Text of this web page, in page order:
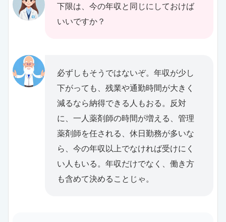
下限は、今の年収と同じにしておけば
いいですか？
必ずしもそうではないぞ。年収が少し
下がっても、残業や通勤時間が大きく
減るなら納得できる人もおる。反対
に、一人薬剤師の時間が増える、管理
薬剤師を任される、休日勤務が多いな
ら、今の年収以上でなければ受けにく
い人もいる。年収だけでなく、働き方
も含めて決めることじゃ。